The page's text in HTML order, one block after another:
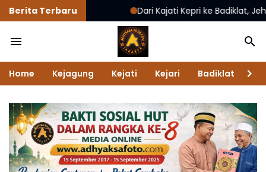
Berita Terbaru Dari Kajati Kepri ke Badiklat, Jehezkiel
Home Kejagung Kejati Kejari Badiklat